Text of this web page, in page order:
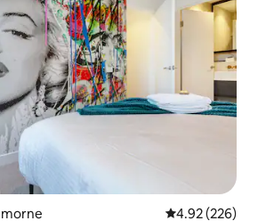
Calificación
4.92 (226)